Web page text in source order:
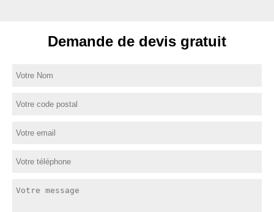
Demande de devis gratuit